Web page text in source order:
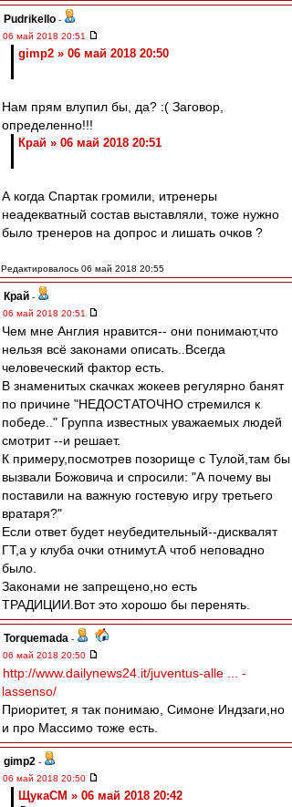
Pudrikello -
06 май 2018 20:51
gimp2 » 06 май 2018 20:50
Нам прям влупил бы, да? :( Заговор,
определенно!!!
Край » 06 май 2018 20:51
А когда Спартак громили, итренеры
неадекватный состав выставляли, тоже нужно
было тренеров на допрос и лишать очков ?
Редактировалось 06 май 2018 20:55
Край -
06 май 2018 20:51
Чем мне Англия нравится-- они понимают,что
нельзя всё законами описать..Всегда
человеческий фактор есть.
В знаменитых скачках жокеев регулярно банят
по причине "НЕДОСТАТОЧНО стремился к
победе.." Группа известных уважаемых людей
смотрит --и решает.
К примеру,посмотрев позорище с Тулой,там бы
вызвали Божовича и спросили: "А почему вы
поставили на важную гостевую игру третьего
вратаря?"
Если ответ будет неубедительный--дисквалят
ГТ,а у клуба очки отнимут.А чтоб неповадно
было.
Законами не запрещено,но есть
ТРАДИЦИИ.Вот это хорошо бы перенять.
Torquemada -
06 май 2018 20:50
http://www.dailynews24.it/juventus-alle ... -
lassenso/
Приоритет, я так понимаю, Симоне Индзаги,но
и про Массимо тоже есть.
gimp2 -
06 май 2018 20:50
ЩукаСМ » 06 май 2018 20:42